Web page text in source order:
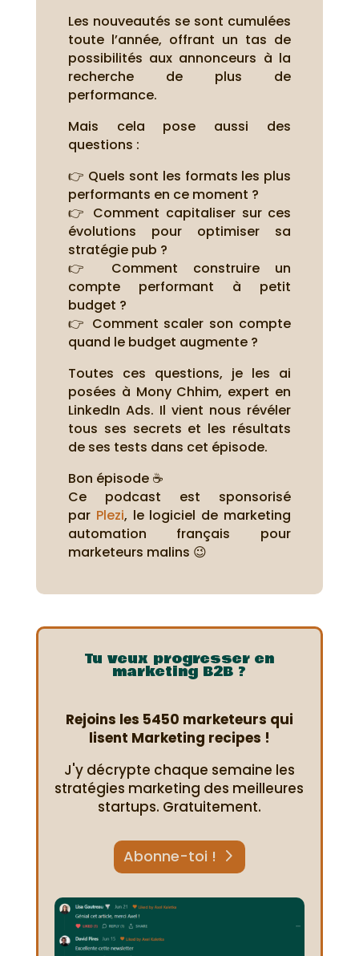
Les nouveautés se sont cumulées
toute l’année, offrant un tas de
possibilités aux annonceurs à la
recherche de plus de
performance.
Mais cela pose aussi des
questions :
👉 Quels sont les formats les plus
performants en ce moment ?
👉 Comment capitaliser sur ces
évolutions pour optimiser sa
stratégie pub ?
👉 Comment construire un
compte performant à petit
budget ?
👉 Comment scaler son compte
quand le budget augmente ?
Toutes ces questions, je les ai
posées à Mony Chhim, expert en
LinkedIn Ads. Il vient nous révéler
tous ses secrets et les résultats
de ses tests dans cet épisode.
Bon épisode ☕
Ce podcast est sponsorisé
par Plezi, le logiciel de marketing
automation français pour
marketeurs malins 😉
Tu veux progresser en
marketing B2B ?
Rejoins les 5450 marketeurs qui
lisent Marketing recipes !
J'y décrypte chaque semaine les
stratégies marketing des meilleures
startups. Gratuitement.
Abonne-toi !